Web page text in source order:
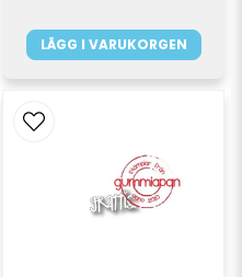
LÄGG I VARUKORGEN